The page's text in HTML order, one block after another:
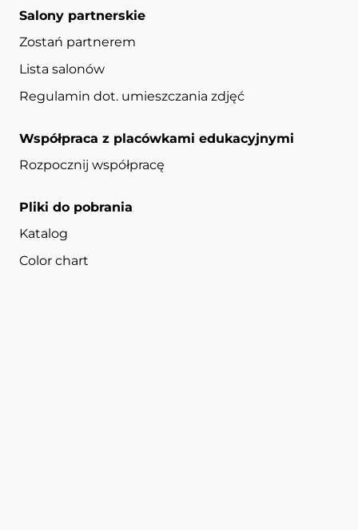
Salony partnerskie
Zostań partnerem
Lista salonów
Regulamin dot. umieszczania zdjęć
Współpraca z placówkami edukacyjnymi
Rozpocznij współpracę
Pliki do pobrania
Katalog
Color chart